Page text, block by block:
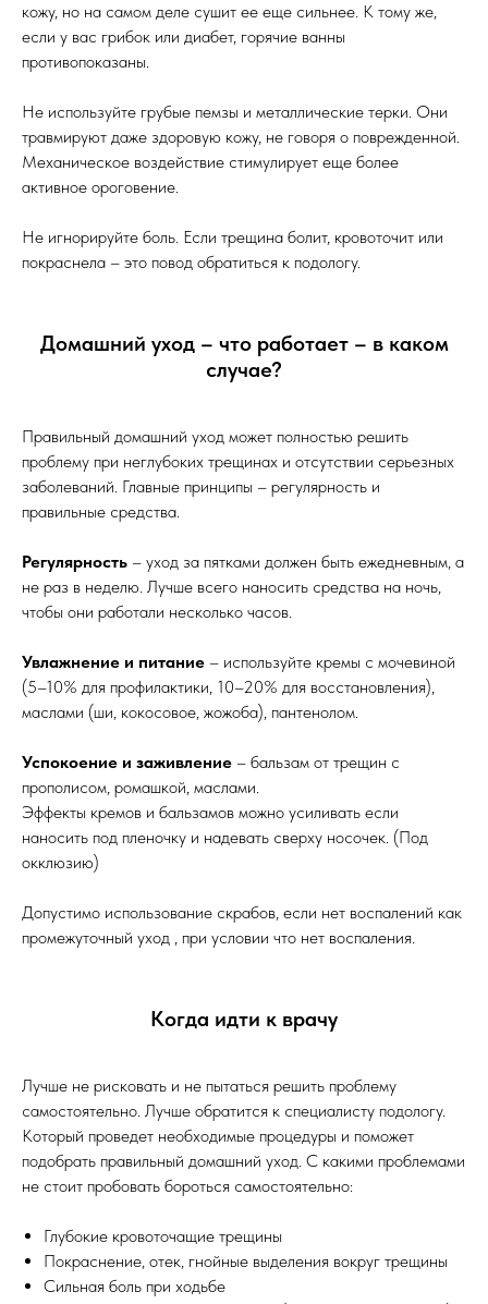
кожу, но на самом деле сушит ее еще сильнее. К тому же,
если у вас грибок или диабет, горячие ванны
противопоказаны.
Не используйте грубые пемзы и металлические терки. Они
травмируют даже здоровую кожу, не говоря о поврежденной.
Механическое воздействие стимулирует еще более
активное ороговение.
Не игнорируйте боль. Если трещина болит, кровоточит или
покраснела – это повод обратиться к подологу.
Домашний уход – что работает – в каком
случае?
Правильный домашний уход может полностью решить
проблему при неглубоких трещинах и отсутствии серьезных
заболеваний. Главные принципы – регулярность и
правильные средства.
Регулярность – уход за пятками должен быть ежедневным, а
не раз в неделю. Лучше всего наносить средства на ночь,
чтобы они работали несколько часов.
Увлажнение и питание – используйте кремы с мочевиной
(5–10% для профилактики, 10–20% для восстановления),
маслами (ши, кокосовое, жожоба), пантенолом.
Успокоение и заживление – бальзам от трещин с
прополисом, ромашкой, маслами.
Эффекты кремов и бальзамов можно усиливать если
наносить под пленочку и надевать сверху носочек. (Под
окклюзию)
Допустимо использование скрабов, если нет воспалений как
промежуточный уход , при условии что нет воспаления.
Когда идти к врачу
Лучше не рисковать и не пытаться решить проблему
самостоятельно. Лучше обратится к специалисту подологу.
Который проведет необходимые процедуры и поможет
подобрать правильный домашний уход. С какими проблемами
не стоит пробовать бороться самостоятельно:
Глубокие кровоточащие трещины
Покраснение, отек, гнойные выделения вокруг трещины
Сильная боль при ходьбе